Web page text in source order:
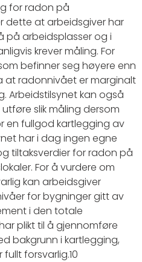
for radon på
dette at arbeidsgiver har
på arbeidsplasser og i
krever måling. For
befinner seg høyere enn
at radonnivået er marginalt
Arbeidstilsynet kan også
slik måling dersom
en fullgod kartlegging av
har i dag ingen egne
tiltaksverdier for radon på
For å vurdere om
kan arbeidsgiver
for bygninger gitt av
i den totale
plikt til å gjennomføre
bakgrunn i kartlegging,
forsvarlig.10